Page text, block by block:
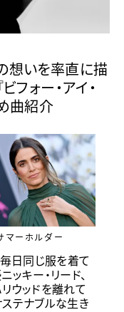
想いを率直に描
フォー・アイ・
曲紹介
マーホルダー
日同じ服を着て
ッキー・リード、
ウッドを離れて
テナブルな生き